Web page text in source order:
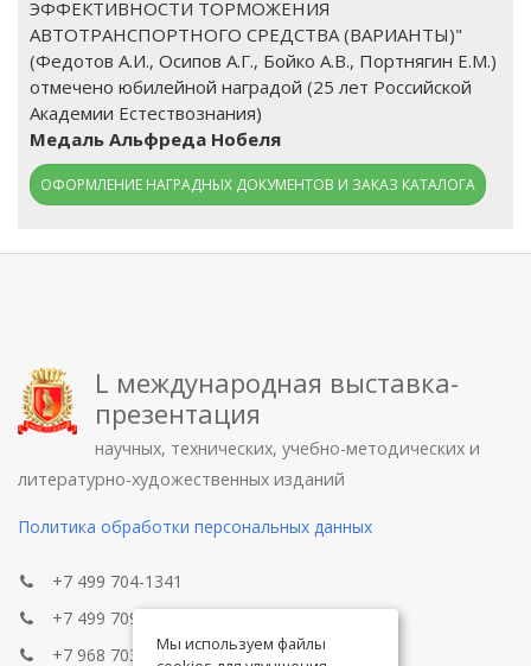
ЭФФЕКТИВНОСТИ ТОРМОЖЕНИЯ
АВТОТРАНСПОРТНОГО СРЕДСТВА (ВАРИАНТЫ)"
(Федотов А.И., Осипов А.Г., Бойко А.В., Портнягин Е.М.)
отмечено юбилейной наградой (25 лет Российской
Академии Естествознания)
Медаль Альфреда Нобеля
ОФОРМЛЕНИЕ НАГРАДНЫХ ДОКУМЕНТОВ И ЗАКАЗ КАТАЛОГА
L международная выставка-
презентация
научных, технических, учебно-методических и
литературно-художественных изданий
Политика обработки персональных данных
+7 499 704-1341
+7 499 709-8104
+7 968 703-8433Мы используем файлы